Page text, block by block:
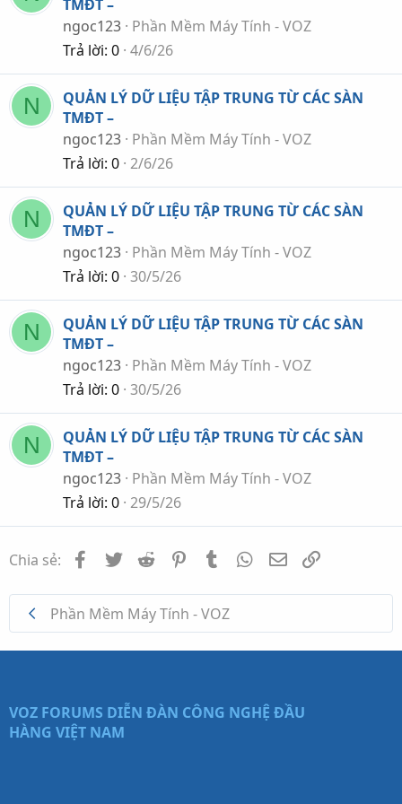
TMĐT –
ngoc123 Phần Mềm Máy Tính - VOZ
Trả lời 0 4/6/26
N
QUẢN LÝ DỮ LIỆU TẬP TRUNG TỪ CÁC SÀN
TMĐT –
ngoc123 Phần Mềm Máy Tính - VOZ
Trả lời 0 2/6/26
N
QUẢN LÝ DỮ LIỆU TẬP TRUNG TỪ CÁC SÀN
TMĐT –
ngoc123 Phần Mềm Máy Tính - VOZ
Trả lời 0 30/5/26
N
QUẢN LÝ DỮ LIỆU TẬP TRUNG TỪ CÁC SÀN
TMĐT –
ngoc123 Phần Mềm Máy Tính - VOZ
Trả lời 0 30/5/26
N
QUẢN LÝ DỮ LIỆU TẬP TRUNG TỪ CÁC SÀN
TMĐT –
ngoc123 Phần Mềm Máy Tính - VOZ
Trả lời 0 29/5/26
Chia sẻ: Facebook
TwitterReddit PinterestTumblrWhatsApp
Email
Phần Mềm Máy Tính - VOZ
VOZ FORUMS DIỄN ĐÀN CÔNG NGHỆ ĐẦU
HÀNG VIỆT NAM